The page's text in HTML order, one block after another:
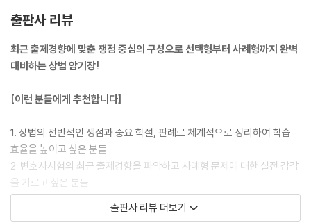
Set 048 지배주주에 의한 소수주식의 전부 취득
Set 050 소수주주의 임시주주총회 소집청구권
Set 051 주주총회 소집절차
Set 053 주주제안
Set 055 상호주
Set 056 특별이해관계인
Set 057 감사·감사위원회위원의 선임/해임시 의결권 제한
Set 058 의결권 불통일행사
Set 059 의결권 대리행사
Set 060 서면투표, 전자투표, 이익공여금지
출판사 리뷰
최근 출제경향에 맞춘 쟁점 중심의 구성으로 선택형부터 사례형까지 완벽
대비하는 상법 암기장!
[이런 분들에게 추천합니다]
1. 상법의 전반적인 쟁점과 중요 학설, 판례르 체계적으로 정리하여 학습
효율을 높이고 싶은 분들
2. 변호사시험의 최근 출제경향을 파악하고 사례형 문제에 대한 실전 감각
을 기르고 싶은 분들
[해커스 교재만의 특장점]
출판사 리뷰 더보기